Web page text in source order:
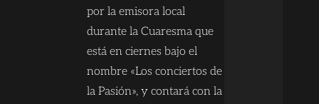
por la emisora local
durante la Cuaresma que
está en ciernes bajo el
nombre «Los conciertos de
la Pasión», y contará con la